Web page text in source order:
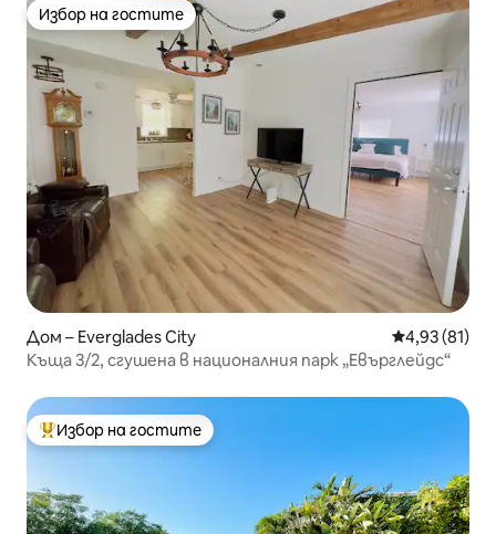
Избор на гостите
Избор на гостите
Дом – Everglades City Средна
4,93 (81)
Къща 3/2, сгушена в националния парк „Евърглейдс“
Най-популярен избор на гостите
Избор на гостите